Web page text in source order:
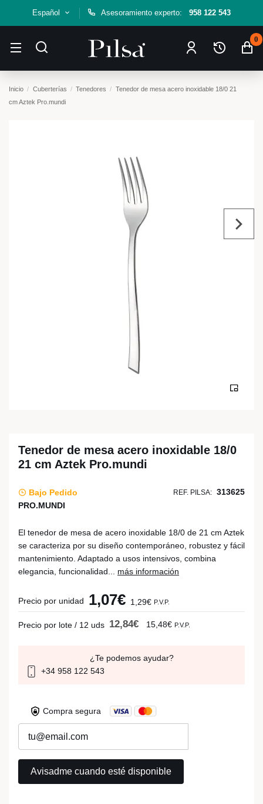
Español Asesoramiento experto: 958 122 543
0
Inicio Cuberterías Tenedores
Tenedor de mesa acero inoxidable 18/0 21
cm Aztek Pro.mundi
Tenedor de mesa acero inoxidable 18/0
21 cm Aztek Pro.mundi
Bajo Pedido REF. PILSA: 313625
PRO.MUNDI
El tenedor de mesa de acero inoxidable 18/0 de 21 cm Aztek
se caracteriza por su diseño contemporáneo, robustez y fácil
mantenimiento. Adaptado a usos intensivos, combina
elegancia, funcionalidad... más información
Precio por unidad 1,07€ 1,29€ P.V.P.
Precio por lote / 12 uds 12,84€ 15,48€ P.V.P.
¿Te podemos ayudar?
+34 958 122 543
Compra segura